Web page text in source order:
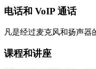
电话和 VoIP 通话
凡是经过麦克风和扬声器
课程和讲座